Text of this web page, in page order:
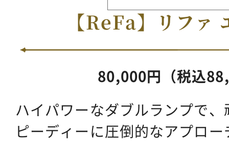
【ReFa】リファ
80,000円（税込
ハイパワーなダブルランプで
ピーディーに圧倒的なアプロー